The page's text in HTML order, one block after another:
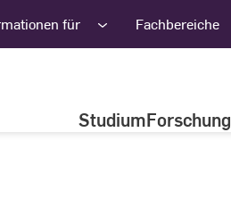
für Fachbereiche
StudiumForschung